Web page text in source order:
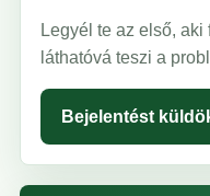
Legyél te az első, aki
láthatóvá teszi a
Bejelentést